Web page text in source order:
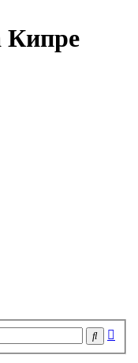
Кипре
Поиск